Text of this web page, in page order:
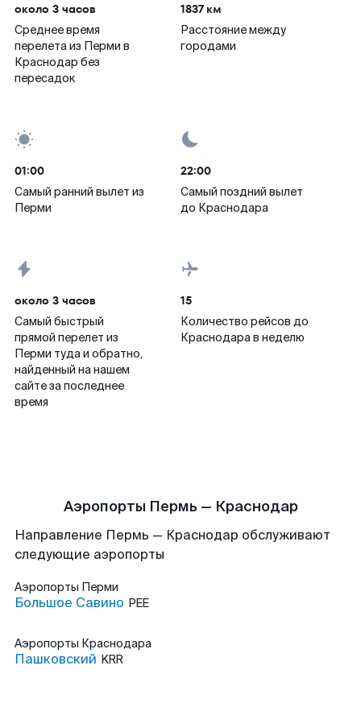
около 3 часов
Среднее время
перелета из Перми в
Краснодар без
пересадок
1837 км
Расстояние между
городами
01:00
Самый ранний вылет из
Перми
22:00
Самый поздний вылет
до Краснодара
около 3 часов
Самый быстрый
прямой перелет из
Перми туда и обратно,
найденный на нашем
сайте за последнее
время
15
Количество рейсов до
Краснодара в неделю
Аэропорты Пермь — Краснодар
Направление Пермь — Краснодар обслуживают
следующие аэропорты
Аэропорты Перми
Большое Савино PEE
Аэропорты Краснодара
Пашковский KRR